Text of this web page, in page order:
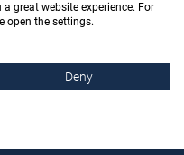
great website experience. For
open the settings.
Deny